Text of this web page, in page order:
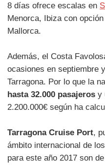
8 días ofrece escalas en
Menorca, Ibiza con
Mallorca.
Además, el Costa
ocasiones en septiembre
Tarragona. Por lo que la
hasta 32.000 pasajeros y
2.200.000€ según ha
Tarragona Cruise Port,
ámbito internacional de
para este año 2017 son